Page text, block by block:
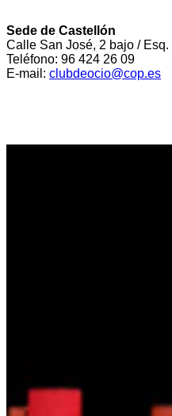
Sede de Castellón
Calle San José, 2 bajo /
Teléfono: 96 424 26 09
E-mail: clubdeocio@cop.es